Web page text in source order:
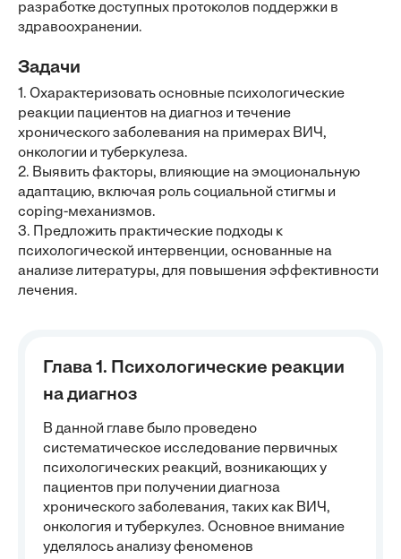
разработке доступных протоколов поддержки в
здравоохранении.
Задачи
1. Охарактеризовать основные психологические
реакции пациентов на диагноз и течение
хронического заболевания на примерах ВИЧ,
онкологии и туберкулеза.
2. Выявить факторы, влияющие на эмоциональную
адаптацию, включая роль социальной стигмы и
coping-механизмов.
3. Предложить практические подходы к
психологической интервенции, основанные на
анализе литературы, для повышения эффективности
лечения.
Глава 1. Психологические реакции
на диагноз
В данной главе было проведено
систематическое исследование первичных
психологических реакций, возникающих у
пациентов при получении диагноза
хронического заболевания, таких как ВИЧ,
онкология и туберкулез. Основное внимание
уделялось анализу феноменов